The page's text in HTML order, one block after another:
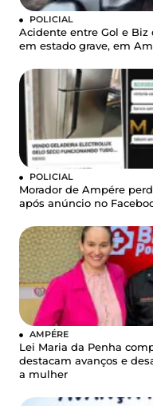
POLICIAL
Acidente entre Gol e Biz
em estado grave, em
POLICIAL
Morador de Ampére
após anúncio no
AMPÉRE
Lei Maria da Penha
destacam avanços e
a mulher